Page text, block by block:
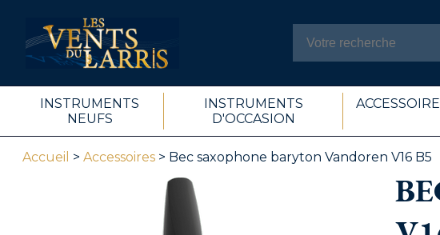
INSTRUMENTS
NEUFS
INSTRUMENTS
D'OCCASION
Accueil > Accessoires > Bec saxophone baryton Vandoren V16 B5